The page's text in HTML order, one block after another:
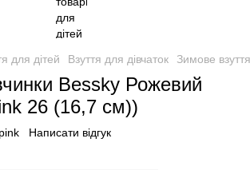
для дітей Взуття для дівчаток Зимове
Bessky Рожевий
26 (16,7 см))
Написати відгук